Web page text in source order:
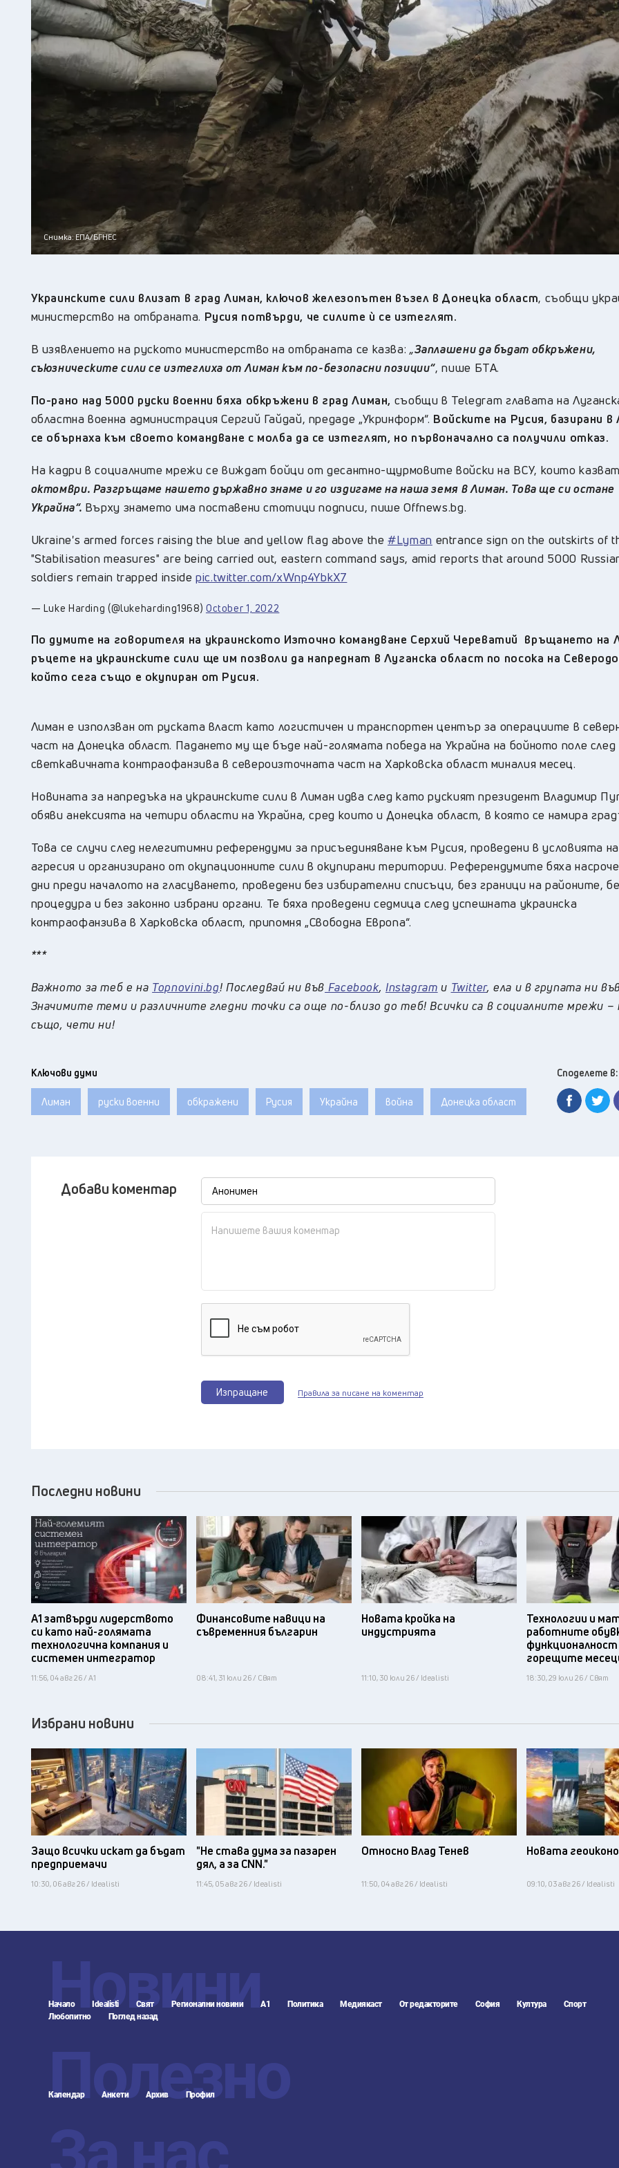
Перник, 19°C
Плевен, 22°C
Пловдив, 21
Разград, 20°C
Русе , 23°C
Силистра , 21°C
Сливен , 19°C
Смолян, 15°C
София 19°C
Стара Загора, 20°C
Търговище , 20°C
Хасково, 22°C
Шумен, 20°C
Ямбол, 20°C
Снимка: ЕПA/БГНЕС
Украинските сили влизат в град Лиман, ключов железопътен възел в Донецка област, съобщи
министерство на отбраната. Русия потвърди, че силите ѝ се изтеглят.
В изявлението на руското министерство на отбраната се казва: „Заплашени да бъдат обкръжени,
съюзническите сили се изтеглиха от Лиман към по-безопасни позиции“, пише БТА.
По-рано над 5000 руски военни бяха обкръжени в град Лиман, съобщи в Telegram главата на
областна военна администрация Сергий Гайдай, предаде „Укринформ“. Войските на Русия, базирани в
се обърнаха към своето командване с молба да се изтеглят, но първоначално са получили отказ.
На кадри в социалните мрежи се виждат бойци от десантно-щурмовите войски на ВСУ, които
октомври. Разгръщаме нашето държавно знаме и го издигаме на наша земя в Лиман. Това ще си остане
Украйна“. Върху знамето има поставени стотици подписи, пише Оffnews.bg.
Ukraine's armed forces raising the blue and yellow flag above the#Lyman entrance sign on the outskirts of
"Stabilisation measures" are being carried out, eastern command says, amid reports that around 5000
soldiers remain trapped insidepic.twitter.com/xWnp4YbkX7
— Luke Harding (@lukeharding1968) October 1, 2022
По думите на говорителя на украинското Източно командване Серхий Череватий връщането на
ръцете на украинските сили ще им позволи да напреднат в Луганска област по посока на
който сега също е окупиран от Русия.
Лиман е използван от руската власт като логистичен и транспортен център за операциите в
част на Донецка област. Падането му ще бъде най-голямата победа на Украйна на бойното поле след
светкавичната контраофанзива в североизточната част на Харковска област миналия месец.
Новината за напредъка на украинските сили в Лиман идва след като руският президент Владимир
обяви анексията на четири области на Украйна, сред които и Донецка област, в която се намира
Това се случи след нелегитимни референдуми за присъединяване към Русия, проведени в условията
агресия и организирано от окупационните сили в окупирани територии. Референдумите бяха
дни преди началото на гласуването, проведени без избирателни списъци, без граници на районите,
процедура и без законно избрани органи. Те бяха проведени седмица след успешната украинска
контраофанзива в Харковска област, припомня „Свободна Европа“.
***
Важното за теб е на Topnovini.bg! Последвай ни във Facebook, Instagram и Twitter, ела и в групата ни
Значимите теми и различните гледни точки са още по-близо до теб! Всички са в социалните мрежи –
също, чети ни!
Ключови думи
Лиман руски военни обкражени Русия Украйна война Донецка област
Споделете в:
Добави коментар
Изпращане Правила за писане на коментар
Последни новини
А1 затвърди лидерството
си като най-голямата
технологична компания и
системен интегратор
11:56, 04 авг 26 / А1
Финансовите навици на
съвременния българин
08:41, 31 юли 26 / Свят
Новата кройка на
индустрията
11:10, 30 юли 26 / Idealisti
Технологии и
работните
функционалност
горещите
18:30, 29 юли 26 / Свят
Избрани новини
Защо всички искат да бъдат
предприемачи
10:30, 06 авг 26 / Idealisti
"Не става дума за пазарен
дял, а за CNN."
11:45, 05 авг 26 / Idealisti
Относно Влад Тенев
11:50, 04 авг 26 / Idealisti
Новата
09:10, 03 авг 26 / Idealisti
Новини
Начало Idealisti Свят Регионални новини А1 Политика Медиякаст От редакторите София Култура
Спорт
Любопитно
Поглед назад
Полезно
Календар Анкети Архив Профил